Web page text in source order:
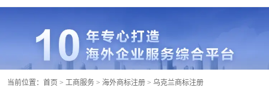
当前位置： 首页 > 工商服务 > 海外商标注册 > 乌克兰商标注册